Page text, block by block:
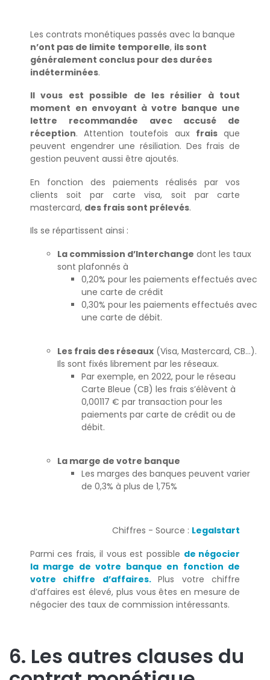
Les contrats monétiques passés avec la banque
n’ont pas de limite temporelle, ils sont
généralement conclus pour des durées
indéterminées.
Il vous est possible de les résilier à tout
moment en envoyant à votre banque une
lettre recommandée avec accusé de
réception. Attention toutefois aux fraisque
peuvent engendrer une résiliation. Des frais de
gestion peuvent aussi être ajoutés.
En fonction des paiements réalisés par vos
clients soit par carte visa, soit par carte
mastercard, des frais sont prélevés.
Ils se répartissent ainsi :
La commission d’Interchange dont les taux
sont plafonnés à
0,20% pour les paiements effectués avec
une carte de crédit
0,30% pour les paiements effectués avec
une carte de débit.
Les frais des réseaux (Visa, Mastercard, CB…).
Ils sont fixés librement par les réseaux.
Par exemple, en 2022, pour le réseau
Carte Bleue (CB) les frais s’élèvent à
0,00117 € par transaction pour les
paiements par carte de crédit ou de
débit.
La marge de votre banque
Les marges des banques peuvent varier
de 0,3% à plus de 1,75%
Chiffres - Source : Legalstart
Parmi ces frais, il vous est possible de négocier
la marge de votre banque en fonction de
votre chiffre d’affaires.Plus votre chiffre
d’affaires est élevé, plus vous êtes en mesure de
négocier des taux de commission intéressants.
6. Les autres clauses du